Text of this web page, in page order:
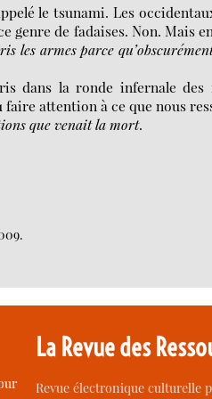
le tsunami. Les
genre de fadaises. Non. Mais
les armes parce
dans la ronde infernale
attention à ce que nous
que venait la mort.
La Revue des
Revue électronique culturelle